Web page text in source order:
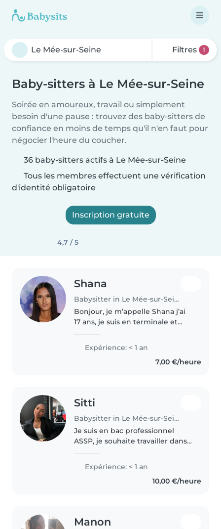
Filtres 1
Baby-sitters à Le Mée-sur-Seine
Soirée en amoureux, travail ou simplement
besoin d'une pause : trouvez des baby-sitters de
confiance en moins de temps qu'il n'en faut pour
négocier l'heure du coucher.
36 baby-sitters actifs à Le Mée-sur-Seine
Tous les membres effectuent une vérification
d'identité obligatoire
Inscription gratuite
4,7 / 5
Shana
Babysitter in Le Mée-sur-Seine
Bonjour, je m’appelle Shana j’ai
17 ans, je suis en terminale et
enfants. Je suis sérieuse,
responsable et à l’écoute, et je
sais m’adapter à différents..
Expérience: < 1 an
7,00 €/heure
Sitti
Babysitter in Le Mée-sur-Seine
Je suis en bac professionnel
ASSP, je souhaite travailler dans
longtemps ( frères, neveux,
nourrissons, voisins). Je
Expérience: < 1 an
10,00 €/heure
Manon